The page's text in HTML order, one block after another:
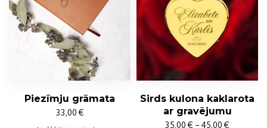
Piezīmju grāmata
33,00 €
Sirds kulona kaklarota
ar gravējumu
35,00 € – 45,00 €